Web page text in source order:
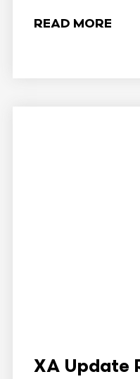
READ MORE
XA Update